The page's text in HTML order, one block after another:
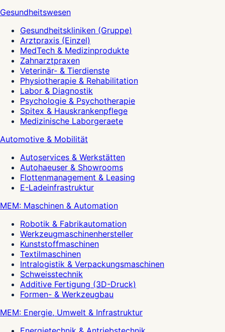
Gesundheitswesen
Gesundheitskliniken (Gruppe)
Arztpraxis (Einzel)
MedTech & Medizinprodukte
Zahnarztpraxen
Veterinär- & Tierdienste
Physiotherapie & Rehabilitation
Labor & Diagnostik
Psychologie & Psychotherapie
Spitex & Hauskrankenpflege
Medizinische Laborgeraete
Automotive & Mobilität
Autoservices & Werkstätten
Autohaeuser & Showrooms
Flottenmanagement & Leasing
E-Ladeinfrastruktur
MEM: Maschinen & Automation
Robotik & Fabrikautomation
Werkzeugmaschinenhersteller
Kunststoffmaschinen
Textilmaschinen
Intralogistik & Verpackungsmaschinen
Schweisstechnik
Additive Fertigung (3D-Druck)
Formen- & Werkzeugbau
MEM: Energie, Umwelt & Infrastruktur